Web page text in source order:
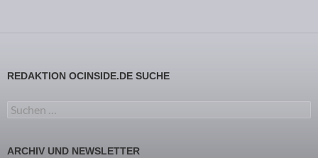
REDAKTION OCINSIDE.DE SUCHE
Suchen nach:
ARCHIV UND NEWSLETTER